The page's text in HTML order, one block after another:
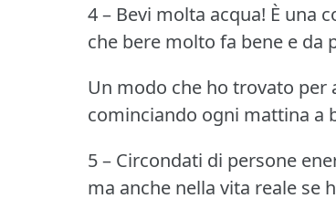
4 – Bevi molta acqua! È una
che bere molto fa bene e da
Un modo che ho trovato
cominciando ogni mattina a
5 – Circondati di persone
ma anche nella vita reale se